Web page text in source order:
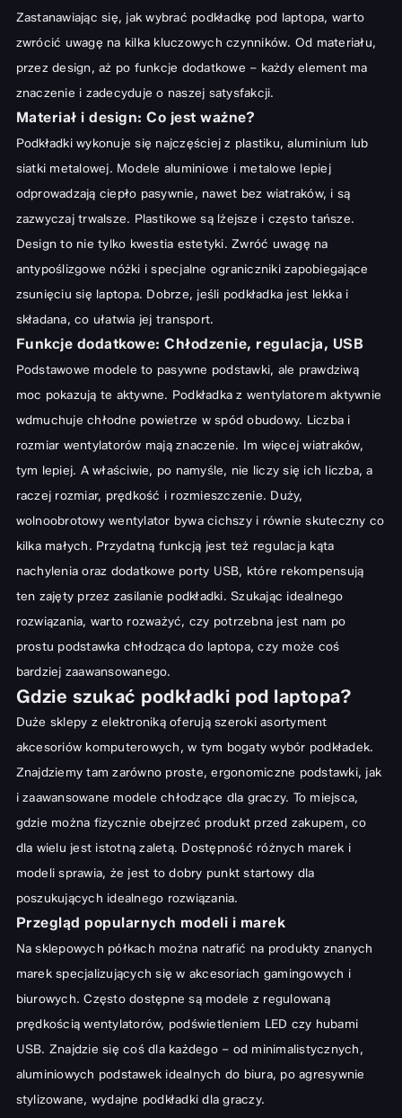
Zastanawiając się, jak wybrać podkładkę pod laptopa, warto
zwrócić uwagę na kilka kluczowych czynników. Od materiału,
przez design, aż po funkcje dodatkowe – każdy element ma
znaczenie i zadecyduje o naszej satysfakcji.
Materiał i design: Co jest ważne?
Podkładki wykonuje się najczęściej z plastiku, aluminium lub
siatki metalowej. Modele aluminiowe i metalowe lepiej
odprowadzają ciepło pasywnie, nawet bez wiatraków, i są
zazwyczaj trwalsze. Plastikowe są lżejsze i często tańsze.
Design to nie tylko kwestia estetyki. Zwróć uwagę na
antypoślizgowe nóżki i specjalne ograniczniki zapobiegające
zsunięciu się laptopa. Dobrze, jeśli podkładka jest lekka i
składana, co ułatwia jej transport.
Funkcje dodatkowe: Chłodzenie, regulacja, USB
Podstawowe modele to pasywne podstawki, ale prawdziwą
moc pokazują te aktywne. Podkładka z wentylatorem aktywnie
wdmuchuje chłodne powietrze w spód obudowy. Liczba i
rozmiar wentylatorów mają znaczenie. Im więcej wiatraków,
tym lepiej. A właściwie, po namyśle, nie liczy się ich liczba, a
raczej rozmiar, prędkość i rozmieszczenie. Duży,
wolnoobrotowy wentylator bywa cichszy i równie skuteczny co
kilka małych. Przydatną funkcją jest też regulacja kąta
nachylenia oraz dodatkowe porty USB, które rekompensują
ten zajęty przez zasilanie podkładki. Szukając idealnego
rozwiązania, warto rozważyć, czy potrzebna jest nam po
prostu podstawka chłodząca do laptopa, czy może coś
bardziej zaawansowanego.
Gdzie szukać podkładki pod laptopa?
Duże sklepy z elektroniką oferują szeroki asortyment
akcesoriów komputerowych, w tym bogaty wybór podkładek.
Znajdziemy tam zarówno proste, ergonomiczne podstawki, jak
i zaawansowane modele chłodzące dla graczy. To miejsca,
gdzie można fizycznie obejrzeć produkt przed zakupem, co
dla wielu jest istotną zaletą. Dostępność różnych marek i
modeli sprawia, że jest to dobry punkt startowy dla
poszukujących idealnego rozwiązania.
Przegląd popularnych modeli i marek
Na sklepowych półkach można natrafić na produkty znanych
marek specjalizujących się w akcesoriach gamingowych i
biurowych. Często dostępne są modele z regulowaną
prędkością wentylatorów, podświetleniem LED czy hubami
USB. Znajdzie się coś dla każdego – od minimalistycznych,
aluminiowych podstawek idealnych do biura, po agresywnie
stylizowane, wydajne podkładki dla graczy.